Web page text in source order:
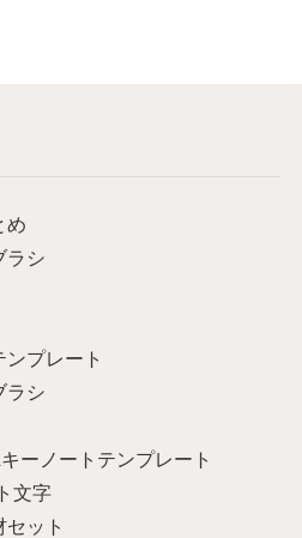
め
ラシ
プレート
ラシ
ーノートテンプレート
文字
ット